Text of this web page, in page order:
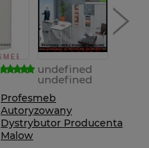
undefined
undefined
Profesmeb
Autoryzowany
Dystrybutor Producenta
Malow